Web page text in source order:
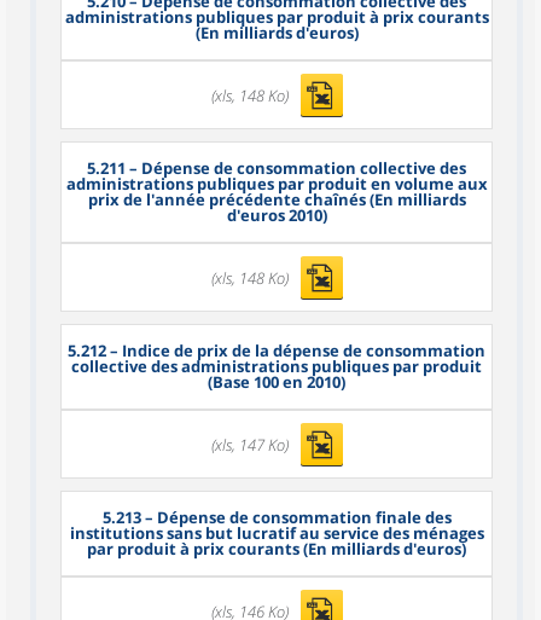
administrations publiques par produit à prix courants
(En milliards d'euros)
(xls, 148 Ko)
5.211 – Dépense de consommation collective des
administrations publiques par produit en volume aux
prix de l'année précédente chaînés (En milliards
d'euros 2010)
(xls, 148 Ko)
5.212– Indice de prix de la dépense de consommation
collective des administrations publiques par produit
(Base 100 en 2010)
(xls, 147 Ko)
5.213– Dépense de consommation finale des
institutions sans but lucratif au service des ménages
par produit à prix courants (En milliards d'euros)
(xls, 146 Ko)